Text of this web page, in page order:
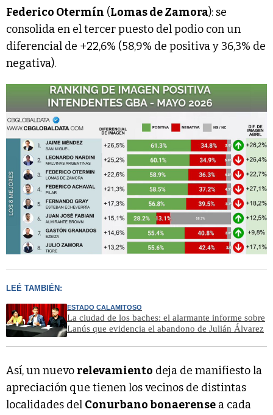
Federico Otermín (Lomas de Zamora): se
consolida en el tercer puesto del podio con un
diferencial de +22,6% (58,9% de positiva y 36,3% de
negativa).
LEÉ TAMBIÉN:
ESTADO CALAMITOSO
La ciudad de los baches: el alarmante informe sobre
Lanús que evidencia el abandono de Julián Álvarez
Así, un nuevo relevamiento deja de manifiesto la
apreciación que tienen los vecinos de distintas
localidades del Conurbano bonaerense a cada